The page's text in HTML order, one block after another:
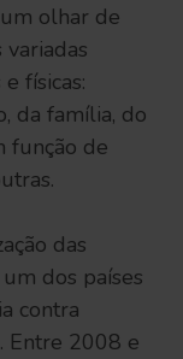
olhar de
físicas:
da família, do
função de
das
dos países
contra
Entre 2008 e